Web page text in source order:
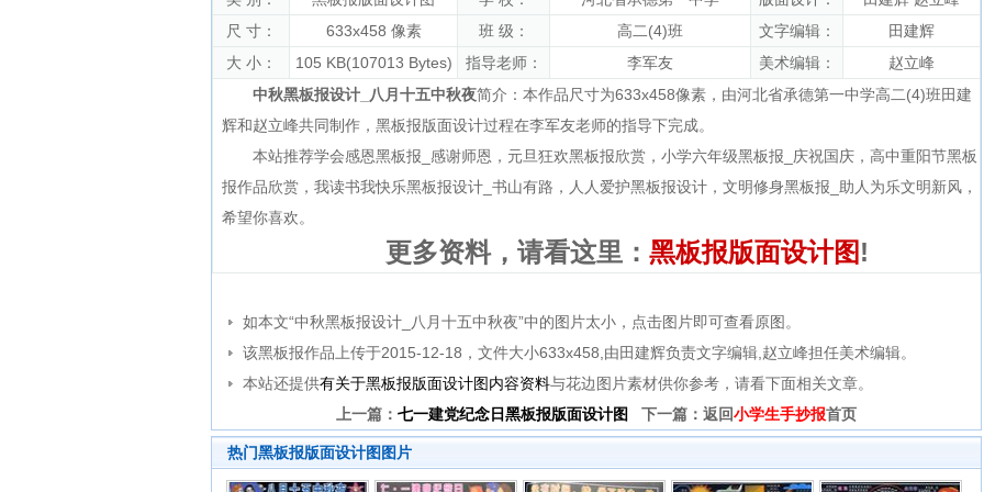
尺 寸：
633x458 像素 班 级： 高二(4)班 文字编辑：
田建辉
大 小：
105 KB(107013 Bytes) 指导老师： 李军友 美术编辑：
赵立峰
中秋黑板报设计_八月十五中秋夜简介：本作品尺寸为633x458像素，由河北省承德第一中学高二(4)班田建
辉和赵立峰共同制作，黑板报版面设计过程在李军友老师的指导下完成。
本站推荐学会感恩黑板报_感谢师恩 ， 元旦狂欢黑板报欣赏 ， 小学六年级黑板报_庆祝国庆 ， 高中重阳节黑板
报作品欣赏 ， 我读书我快乐黑板报设计_书山有路 ， 人人爱护黑板报设计 ， 文明修身黑板报_助人为乐文明新风 ，
希望你喜欢。
更多资料，请看这里： 黑板报版面设计图 !
如本文“中秋黑板报设计_八月十五中秋夜”中的图片太小，点击图片即可查看原图。
该黑板报作品上传于2015-12-18，文件大小633x458,由田建辉负责文字编辑,赵立峰担任美术编辑。
本站还提供有关于黑板报版面设计图内容资料与花边图片素材供你参考，请看下面相关文章。
上一篇： 七一建党纪念日黑板报版面设计图 下一篇：返回小学生手抄报首页
热门黑板报版面设计图图片